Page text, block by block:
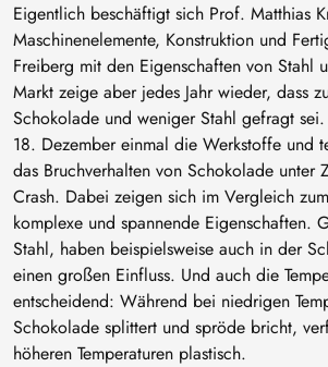
Eigentlich beschäftigt sich Prof. Matthias
Maschinenelemente, Konstruktion und
Freiberg mit den Eigenschaften von Stahl
Markt zeige aber jedes Jahr wieder, dass
Schokolade und weniger Stahl gefragt
18. Dezember einmal die Werkstoffe und
das Bruchverhalten von Schokolade unter
Crash. Dabei zeigen sich im Vergleich
komplexe und spannende Eigenschaften.
Stahl, haben beispielsweise auch in der
einen großen Einfluss. Und auch die
entscheidend: Während bei niedrigen
Schokolade splittert und spröde bricht,
höheren Temperaturen plastisch.